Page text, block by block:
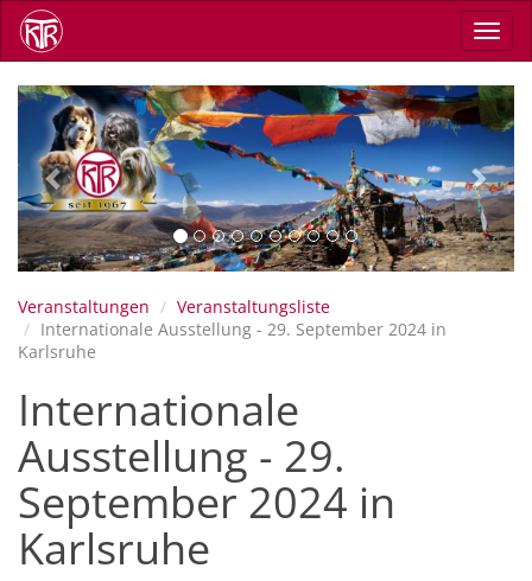
Direkt
zum
Inhalt
Previous Next
Veranstaltungen
Veranstaltungsliste
Internationale Ausstellung - 29. September 2024 in
Karlsruhe
Internationale
Ausstellung - 29.
September 2024 in
Karlsruhe